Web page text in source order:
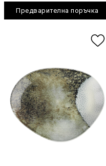
Предварителна поръчка